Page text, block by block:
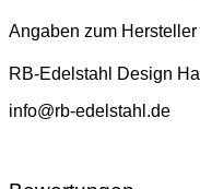
Angaben zum Hersteller
RB-Edelstahl Design
info@rb-edelstahl.de